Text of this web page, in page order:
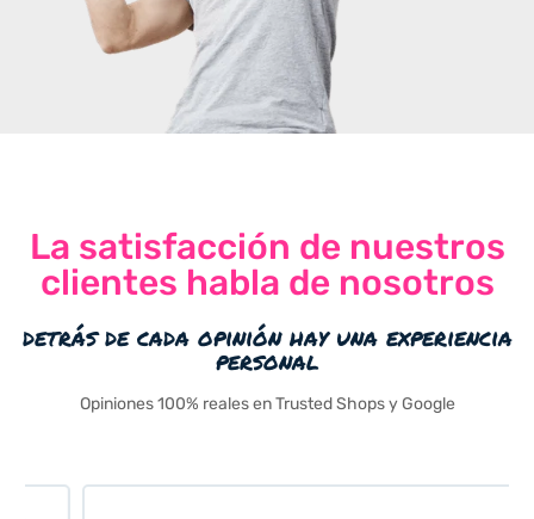
La satisfacción de nuestros
clientes habla de nosotros
detrás de cada opinión hay una experiencia
personal
Opiniones 100% reales en Trusted Shops y Google